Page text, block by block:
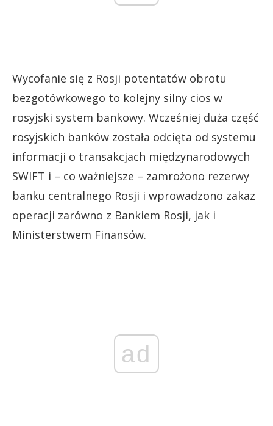
Wycofanie się z Rosji potentatów obrotu
bezgotówkowego to kolejny silny cios w
rosyjski system bankowy. Wcześniej duża część
rosyjskich banków została odcięta od systemu
informacji o transakcjach międzynarodowych
SWIFT i – co ważniejsze – zamrożono rezerwy
banku centralnego Rosji i wprowadzono zakaz
operacji zarówno z Bankiem Rosji, jak i
Ministerstwem Finansów.
ad